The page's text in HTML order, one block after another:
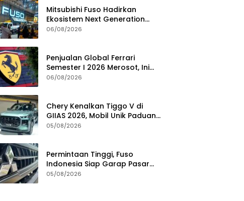
Mitsubishi Fuso Hadirkan
Ekosistem Next Generation
Zero Down Time di GIIAS 2026
06/08/2026
Penjualan Global Ferrari
Semester I 2026 Merosot, Ini
Penyebabnya
06/08/2026
Chery Kenalkan Tiggo V di
GIIAS 2026, Mobil Unik Paduan
SUV, MPV, dan Double Cabin
05/08/2026
Permintaan Tinggi, Fuso
Indonesia Siap Garap Pasar
Truk Bekas
05/08/2026